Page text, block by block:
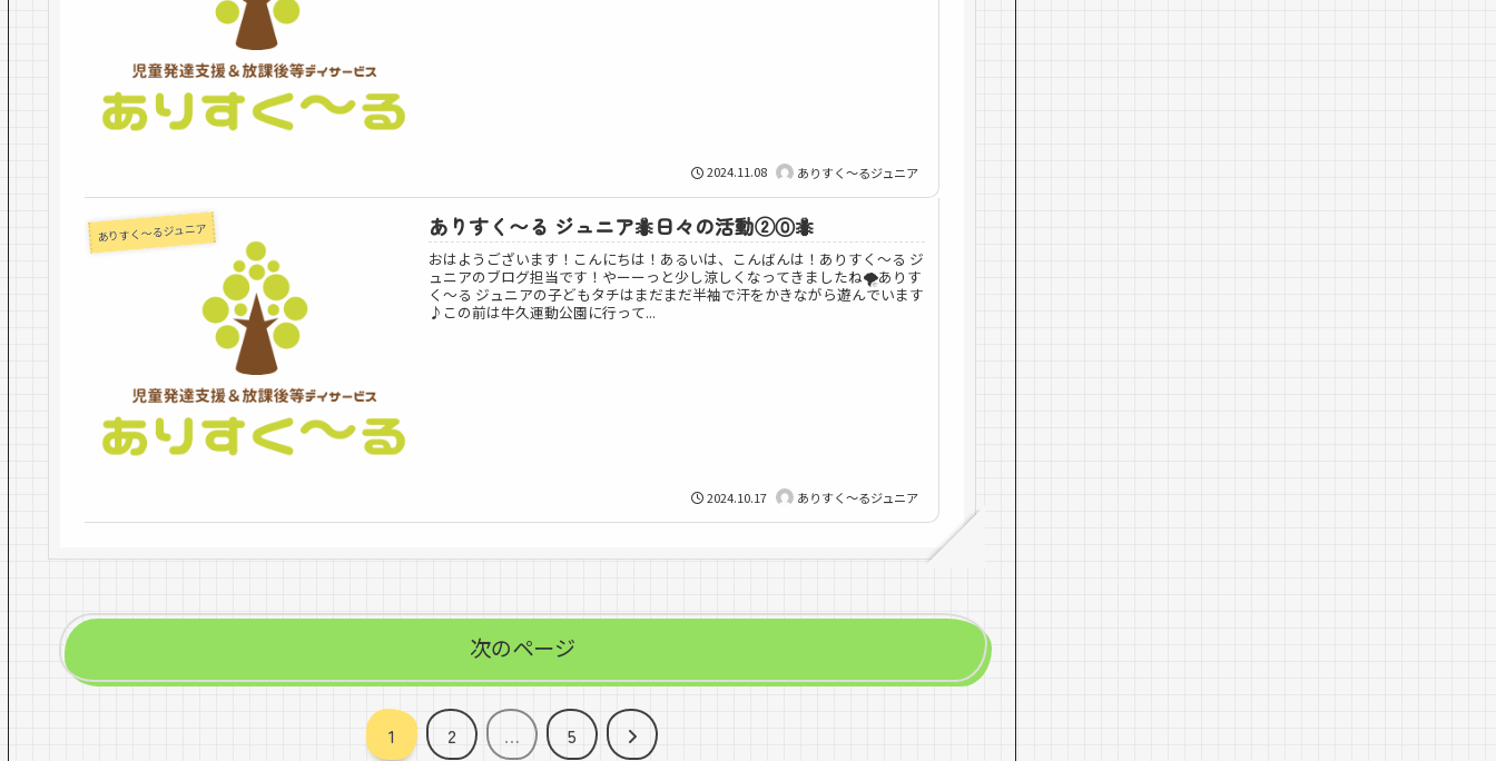
2024.11.08 ありすく～るジュニア
ありすく～るジュニア ありすく〜る ジュニア🐜日々の活動②⓪🐜
おはようございます！こんにちは！あるいは、こんばんは！ありすく～る ジ
ュニアのブログ担当です！やーーっと少し涼しくなってきましたね🌪️ありす
く〜る ジュニアの子どもタチはまだまだ半袖で汗をかきながら遊んでいます
♪この前は牛久運動公園に行って...
2024.10.17 ありすく～るジュニア
次のページ
1 2 … 5 次